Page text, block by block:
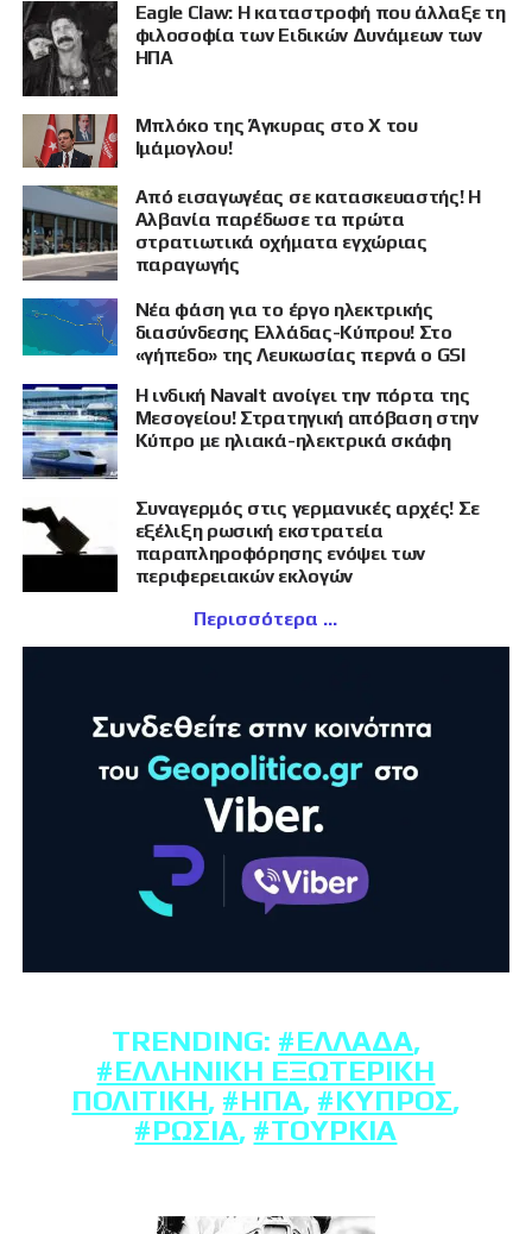
Eagle Claw: Η καταστροφή που άλλαξε τη
φιλοσοφία των Ειδικών Δυνάμεων των
ΗΠΑ
Μπλόκο της Άγκυρας στο X του
Ιμάμογλου!
Από εισαγωγέας σε κατασκευαστής! Η
Αλβανία παρέδωσε τα πρώτα
στρατιωτικά οχήματα εγχώριας
παραγωγής
Νέα φάση για το έργο ηλεκτρικής
διασύνδεσης Ελλάδας-Κύπρου! Στο
«γήπεδο» της Λευκωσίας περνά ο GSI
Η ινδική Navalt ανοίγει την πόρτα της
Μεσογείου! Στρατηγική απόβαση στην
Κύπρο με ηλιακά-ηλεκτρικά σκάφη
Συναγερμός στις γερμανικές αρχές! Σε
εξέλιξη ρωσική εκστρατεία
παραπληροφόρησης ενόψει των
περιφερειακών εκλογών
Περισσότερα
TRENDING: #ΕΛΛΆΔΑ,
#ΕΛΛΗΝΙΚΉ ΕΞΩΤΕΡΙΚΉ
ΠΟΛΙΤΙΚΉ, #ΗΠΑ, #ΚΎΠΡΟΣ,
#ΡΩΣΊΑ, #ΤΟΥΡΚΊΑ